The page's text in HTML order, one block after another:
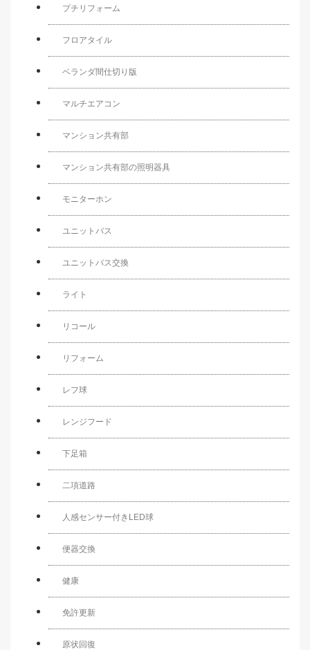
プチリフォーム
フロアタイル
ベランダ間仕切り版
マルチエアコン
マンション共有部
マンション共有部の照明器具
モニターホン
ユニットバス
ユニットバス交換
ライト
リコール
リフォーム
レフ球
レンジフード
下足箱
二項道路
人感センサー付きLED球
便器交換
健康
免許更新
原状回復